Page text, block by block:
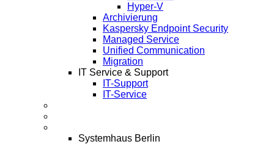
Hyper-V
Archivierung
Kaspersky Endpoint Security
Managed Service
Unified Communication
Migration
IT Service & Support
IT-Support
IT-Service
Systemhaus Berlin